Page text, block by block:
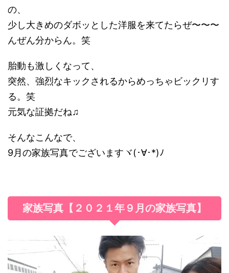
の、
少し大きめのダボッとした洋服を来てたらぜ〜〜〜
んぜん分からん。笑
胎動も激しくなって、
突然、強烈なキックされるからめっちゃビックリす
る。笑
元気な証拠だね♫
そんなこんなで、
9月の家族写真でございますヾ(･∀･*)ﾉ
家族写真【２０２１年９月の家族写真】